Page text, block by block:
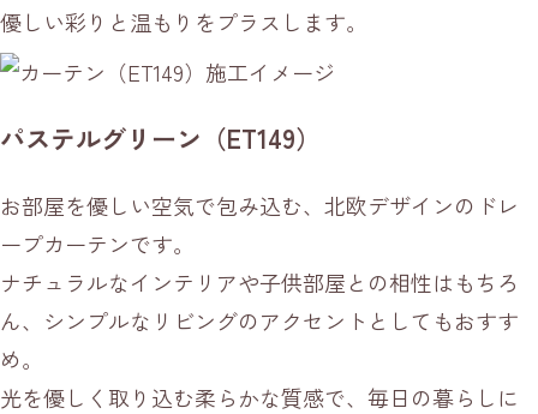
優しい彩りと温もりをプラスします。
パステルグリーン（ET149）
お部屋を優しい空気で包み込む、北欧デザインのドレ
ープカーテンです。
ナチュラルなインテリアや子供部屋との相性はもちろ
ん、シンプルなリビングのアクセントとしてもおすす
め。
光を優しく取り込む柔らかな質感で、毎日の暮らしに